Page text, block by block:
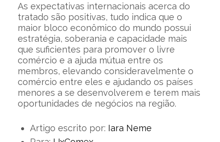
As expectativas internacionais acerca do
tratado são positivas, tudo indica que o
maior bloco econômico do mundo possui
estratégia, soberania e capacidade mais
que suficientes para promover o livre
comércio e a ajuda mútua entre os
membros, elevando consideravelmente o
comércio entre eles e ajudando os países
menores a se desenvolverem e terem mais
oportunidades de negócios na região.
Artigo escrito por: Iara Neme